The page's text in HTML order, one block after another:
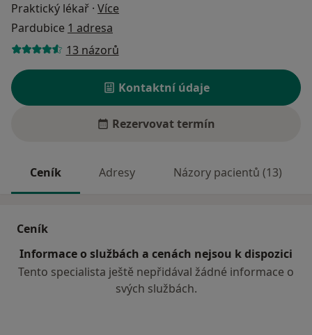
Praktický lékař · Více
Pardubice 1 adresa
13 názorů
Kontaktní údaje
Rezervovat termín
Ceník Adresy Názory pacientů (13)
Ceník
Informace o službách a cenách nejsou k dispozici
Tento specialista ještě nepřidával žádné informace o
svých službách.